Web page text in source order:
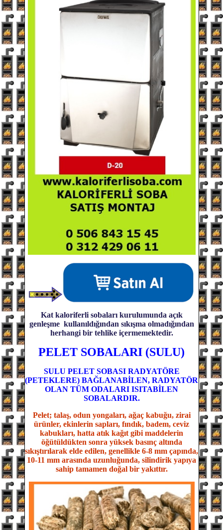
Kat kaloriferli sobaları kurulumunda açık
genleşme kullanıldığından sıkışma olmadığından
herhangi bir tehlike içermemektedir.
PELET SOBALARI (SULU)
SULU PELET SOBASI RADYATÖRE
(PETEKLERE) BAĞLANABİLEN, RADYATÖR
OLAN TÜM ODALARI ISITABİLEN
SOBALARDIR.
Pelet; talaş, odun yongaları, ağaç kabuğu, zirai
ürünler, ekinlerin sapları, fındık, badem, ceviz
kabukları, hatta atık kağıt gibi maddelerin
öğütüldükten sonra yüksek basınç altında
sıkıştırılarak elde edilen, genellikle 6-8 mm çapında,
10-11 mm arasında uzunluğunda, silindirik yapıya
sahip tamamen doğal bir yakıttır.